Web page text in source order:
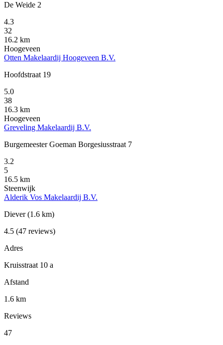
De Weide 2
4.3
32
16.2 km
Hoogeveen
Otten Makelaardij Hoogeveen B.V.
Hoofdstraat 19
5.0
38
16.3 km
Hoogeveen
Greveling Makelaardij B.V.
Burgemeester Goeman Borgesiusstraat 7
3.2
5
16.5 km
Steenwijk
Alderik Vos Makelaardij B.V.
Diever(1.6 km)
4.5 (47 reviews)
Adres
Kruisstraat 10 a
Afstand
1.6 km
Reviews
47